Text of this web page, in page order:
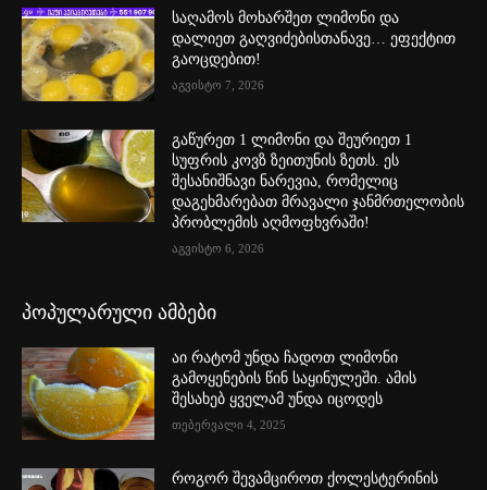
საღამოს მოხარშეთ ლიმონი და
დალიეთ გაღვიძებისთანავე… ეფექტით
გაოცდებით!
აგვისტო 7, 2026
გაწურეთ 1 ლიმონი და შეურიეთ 1
სუფრის კოვზ ზეითუნის ზეთს. ეს
შესანიშნავი ნარევია, რომელიც
დაგეხმარებათ მრავალი ჯანმრთელობის
პრობლემის აღმოფხვრაში!
აგვისტო 6, 2026
პოპულარული ამბები
აი რატომ უნდა ჩადოთ ლიმონი
გამოყენების წინ საყინულეში. ამის
შესახებ ყველამ უნდა იცოდეს
თებერვალი 4, 2025
როგორ შევამციროთ ქოლესტერინის